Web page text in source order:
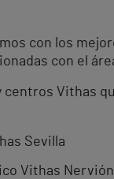
con los
con el
centros Vithas
Sevilla
Vithas Nervión